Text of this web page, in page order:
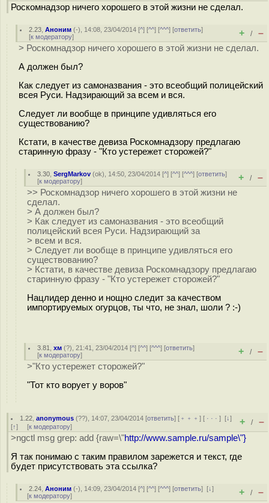
Роскомнадзор ничего хорошего в этой жизни не сделал.
2.23 ,Аноним (-), 14:08, 23/04/2014 [^] [^^] [^^^] [ответить]
[к модератору] + / –
> Роскомнадзор ничего хорошего в этой жизни не сделал.
А должен был?
Как следует из самоназвания - это всеобщий полицейский
всея Руси. Надзирающий за всем и вся.
Следует ли вообще в принципе удивляться его
существованию?
Кстати, в качестве девиза Роскомнадзору предлагаю
старинную фразу - "Кто устережет сторожей?"
3.30 ,SergMarkov (ok), 14:50, 23/04/2014 [^] [^^] [^^^] [ответить]
[к модератору] + / –
>> Роскомнадзор ничего хорошего в этой жизни не
сделал.
> А должен был?
> Как следует из самоназвания - это всеобщий
полицейский всея Руси. Надзирающий за
> всем и вся.
> Следует ли вообще в принципе удивляться его
существованию?
> Кстати, в качестве девиза Роскомнадзору предлагаю
старинную фразу - "Кто устережет сторожей?"
Нацлидер денно и нощно следит за качеством
импортируемых огурцов, ты что, не знал, шоли ? :-)
3.81 ,хм (?), 21:41, 23/04/2014 [^] [^^] [^^^] [ответить]
[к модератору] + / –
>"Кто устережет сторожей?"
"Тот кто ворует у воров"
1.22 ,anonymous (??), 14:07, 23/04/2014 [ответить] [ ﹢﹢﹢] [ · · ·][↓]
[↑] [к модератору] + / –
>ngctl msg grep: add {raw=\"http://www.sample.ru/sample\"}
Я так понимаю с таким правилом зарежется и текст, где
будет присутствовать эта ссылка?
2.24 ,Аноним (-), 14:09, 23/04/2014 [^] [^^] [^^^] [ответить][↓]
[к модератору] + / –